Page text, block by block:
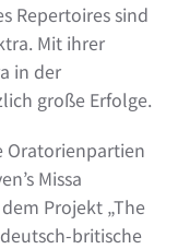
Repertoires sind
Mit ihrer
in der
große Erfolge.
Oratorienpartien
Missa
Projekt „The
britische